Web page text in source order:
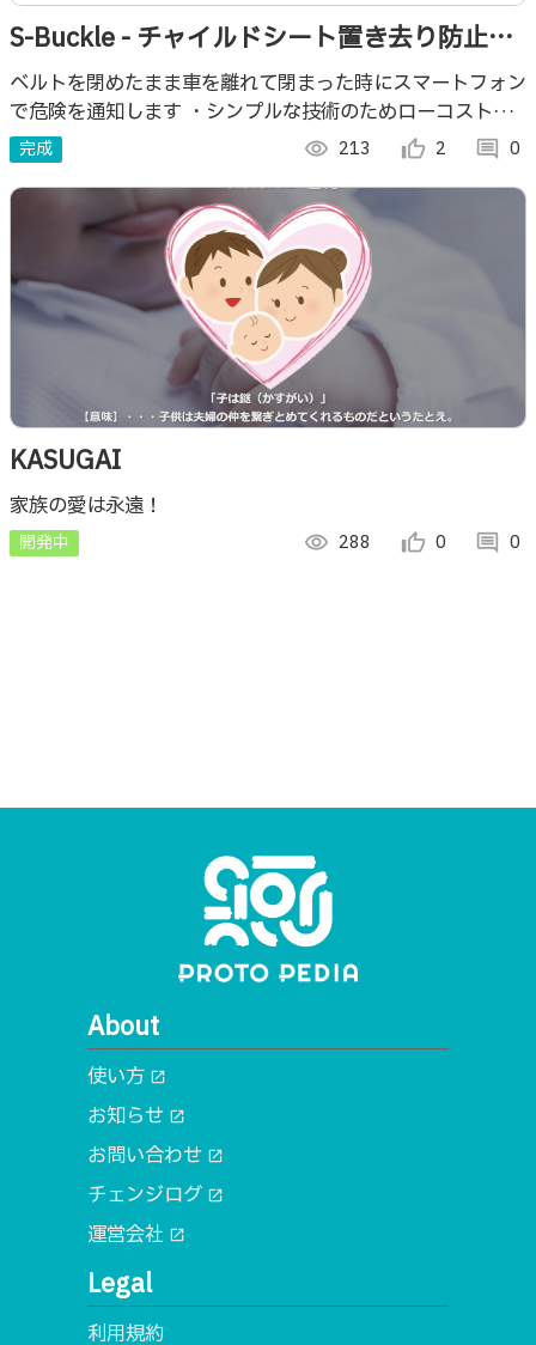
S-Buckle - チャイルドシート置き去り防止デ
バイス -
ベルトを閉めたまま車を離れて閉まった時にスマートフォン
で危険を通知します ・シンプルな技術のためローコストで
の導入可能 ・後付け可能なベルト型デバイスなのですでに
持って２いるチャイルドシートに導入可能
完成 visibility 213 thumb_up_alt 2 comment 0
KASUGAI
家族の愛は永遠！
開発中 visibility 288 thumb_up_alt 0 comment 0
About
使い方 open_in_new
お知らせ open_in_new
お問い合わせ open_in_new
チェンジログ open_in_new
運営会社 open_in_new
Legal
利用規約